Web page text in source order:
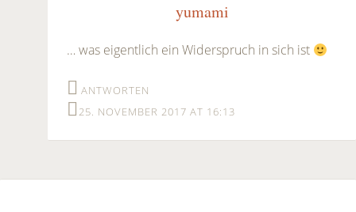
yumami
… was eigentlich ein Widerspruch in sich ist
ANTWORTEN
25. NOVEMBER 2017 AT 16:13